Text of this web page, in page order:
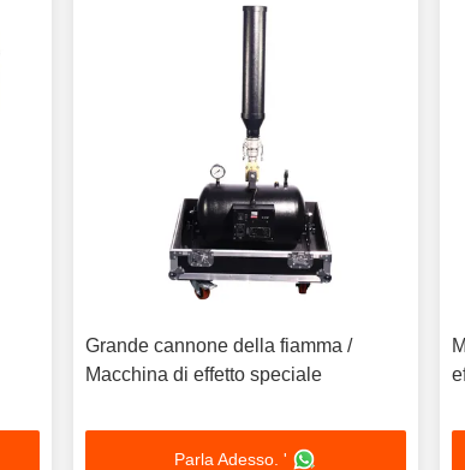
Grande cannone della fiamma /
Macchina di effetto speciale
Parla Adesso. '